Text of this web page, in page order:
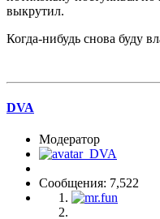
выкрутил.
Когда-нибудь снова буду
DVA
Модератор
Сообщения: 7,522